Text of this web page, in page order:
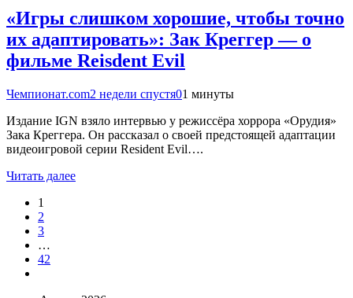
«Игры слишком хорошие, чтобы точно
их адаптировать»: Зак Креггер — о
фильме Reisdent Evil
Чемпионат.com2 недели спустя01 минуты
Издание IGN взяло интервью у режиссёра хоррора «Орудия»
Зака Креггера. Он рассказал о своей предстоящей адаптации
видеоигровой серии Resident Evil….
Читать далее
1
2
3
…
42